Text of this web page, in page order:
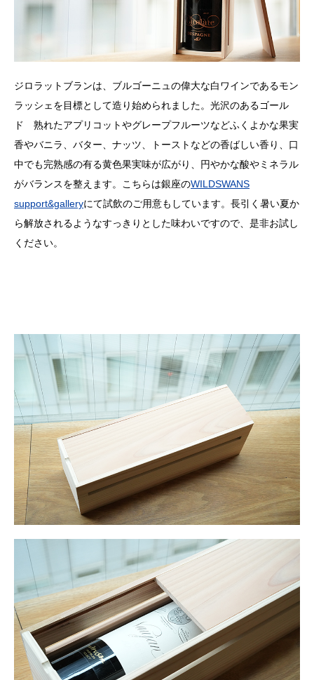
ジロラットブランは、ブルゴーニュの偉大な白ワインであるモン
ラッシェを目標として造り始められました。光沢のあるゴール
ド 熟れたアプリコットやグレープフルーツなどふくよかな果実
香やバニラ、バター、ナッツ、トーストなどの香ばしい香り、口
中でも完熟感の有る黄色果実味が広がり、円やかな酸やミネラル
がバランスを整えます。こちらは銀座のWILDSWANS
support&galleryにて試飲のご用意もしています。長引く暑い夏か
ら解放されるようなすっきりとした味わいですので、是非お試し
ください。